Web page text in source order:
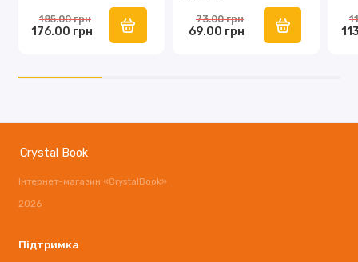
176.00 грн
185.00 грн
69.00 грн
73.00 грн
Crystal Book
Інтернет-магазин «CrystalBook»
2026
Підтримка